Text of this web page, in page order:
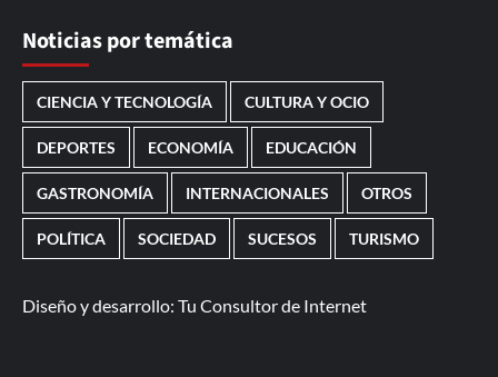
Noticias por temática
CIENCIA Y TECNOLOGÍA CULTURA Y OCIO
DEPORTES ECONOMÍA EDUCACIÓN
GASTRONOMÍA INTERNACIONALES OTROS
POLÍTICA SOCIEDAD SUCESOS TURISMO
Diseño y desarrollo: Tu Consultor de Internet